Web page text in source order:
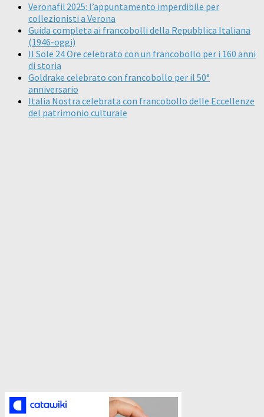
Veronafil 2025: l’appuntamento imperdibile per
collezionisti a Verona
Guida completa ai francobolli della Repubblica Italiana
(1946-oggi)
Il Sole 24 Ore celebrato con un francobollo per i 160 anni
di storia
Goldrake celebrato con francobollo per il 50°
anniversario
Italia Nostra celebrata con francobollo delle Eccellenze
del patrimonio culturale